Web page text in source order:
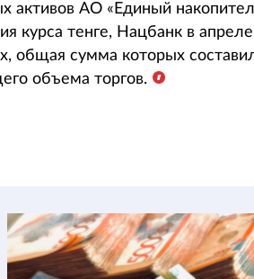
активов АО «Единый
курса тенге, Нацбанк в
общая сумма которых
объема торгов.